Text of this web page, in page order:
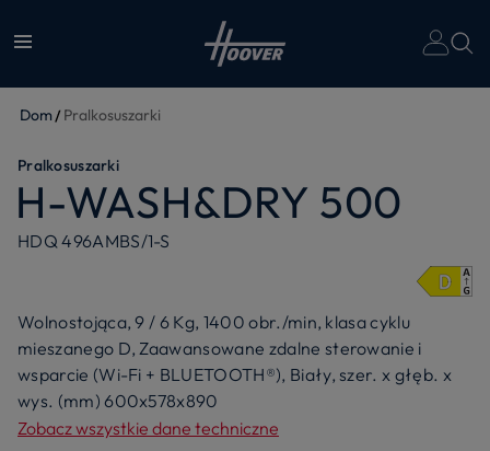
Dom Pralkosuszarki
Pralkosuszarki
H-WASH&DRY 500
HDQ 496AMBS/1-S
Wolnostojąca, 9 / 6 Kg, 1400 obr./min, klasa cyklu
mieszanego D, Zaawansowane zdalne sterowanie i
wsparcie (Wi-Fi + BLUETOOTH®), Biały, szer. x głęb. x
wys. (mm) 600x578x890
Zobacz wszystkie dane techniczne